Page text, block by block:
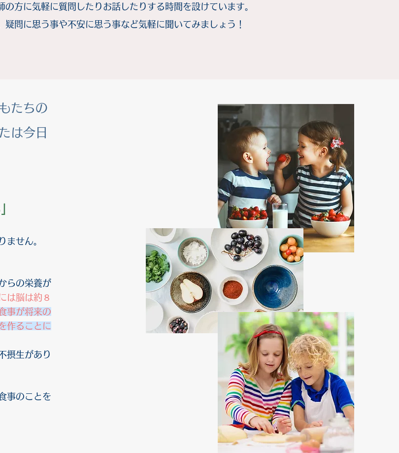
の方に気軽に質問したりお話したりする時間を設けています。
疑問に思う事や不安に思う事など気軽に聞いてみましょう！
たちの
は今日
ません。
らの栄養が
は脳は約８
事が将来の
作ることに
摂生があり
事のことを